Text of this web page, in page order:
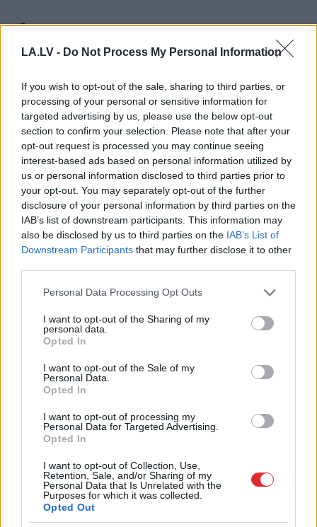
LA.LV - Do Not Process My Personal Information
If you wish to opt-out of the sale, sharing to third parties, or
processing of your personal or sensitive information for
targeted advertising by us, please use the below opt-out
section to confirm your selection. Please note that after your
opt-out request is processed you may continue seeing
interest-based ads based on personal information utilized by
us or personal information disclosed to third parties prior to
your opt-out. You may separately opt-out of the further
disclosure of your personal information by third parties on the
IAB’s list of downstream participants. This information may
also be disclosed by us to third parties on the IAB’s List of
Downstream Participants that may further disclose it to other
Please note that this website/app uses one or more Google
not limited to your visit or usage behaviour. You may click to
grant or deny consent to Google and its third-party tags to
use your data for below specified purposes in below Google
consent section.
Personal Data Processing Opt Outs
I want to opt-out of the Sharing of my
personal data.
Opted In
I want to opt-out of the Sale of my
Personal Data.
Opted In
I want to opt-out of processing my
Personal Data for Targeted Advertising.
Opted In
I want to opt-out of Collection, Use,
Retention, Sale, and/or Sharing of my
Personal Data that Is Unrelated with the
Purposes for which it was collected.
Opted Out
TĒMAS
LA.LV Google ziņās Pievienot
SAISTĪTIE RAKSTI
VIDEO.FOTO. “Kierans”
saplosīs britu piekrasti? Vētra
joprojām ir attīstībā un nav
prognozējami postījumu
apmēri
VIDEO. Klimata izmaiņas.
ierobežos satiksmi – tam cauri
Klimataizmaiņas. Zinātnieki,
pieklājību, nekurināt naidu un iztikt bez rupjībām.
Skatīt komentārus (32)